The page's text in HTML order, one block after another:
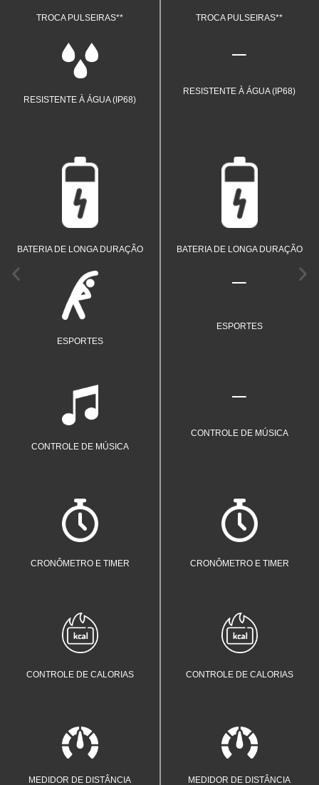
TROCA PULSEIRAS**
RESISTENTE À ÁGUA (IP68)
Resistente à água e à entrada de
poeira.
BATERIA DE LONGA DURAÇÃO
por muito mais tempo.
ESPORTES
Monitore sua saúde seja praticando
esportes, treinando ou em qualquer
tipo de atividade física.
CONTROLE DE MÚSICA
Dê play, pause, avance ou volte suas
músicas favoritas com total
praticidade.
CRONÔMETRO E TIMER
Controle o tempo do seu jeito. Do
momento de tirar o bolo do forno até
o tempo certo de entregar uma tarefa.
CONTROLE DE CALORIAS
Monitore o seu gasto calórico
durante o dia.
MEDIDOR DE DISTÂNCIA
Visualize rapidamente no visor
quantos metros ou quilômetros você
TROCA PULSEIRAS**
RESISTENTE À ÁGUA (IP68)
BATERIA DE LONGA DURAÇÃO
por muito mais tempo.
ESPORTES
CONTROLE DE MÚSICA
CRONÔMETRO E TIMER
Controle o tempo do seu jeito. Do
momento de tirar o bolo do forno até
o tempo certo de entregar uma tarefa.
CONTROLE DE CALORIAS
Monitore o seu gasto calórico
durante o dia.
MEDIDOR DE DISTÂNCIA
Visualize rapidamente no visor
quantos metros ou quilômetros você